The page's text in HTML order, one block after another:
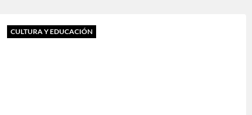
CULTURA Y EDUCACIÓN